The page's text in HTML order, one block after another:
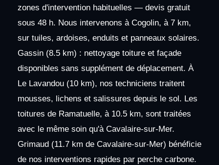
zones d'intervention habituelles — devis gratuit
sous 48 h. Nous intervenons à Cogolin, à 7 km,
sur tuiles, ardoises, enduits et panneaux solaires.
Gassin (8.5 km) : nettoyage toiture et façade
disponibles sans supplément de déplacement. À
Le Lavandou (10 km), nos techniciens traitent
mousses, lichens et salissures depuis le sol. Les
toitures de Ramatuelle, à 10.5 km, sont traitées
avec le même soin qu'à Cavalaire-sur-Mer.
Grimaud (11.7 km de Cavalaire-sur-Mer) bénéficie
de nos interventions rapides par perche carbone.